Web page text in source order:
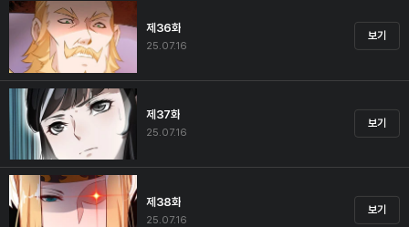
제36화
25.07.16
보기
제37화
25.07.16
보기
제38화
25.07.16
보기